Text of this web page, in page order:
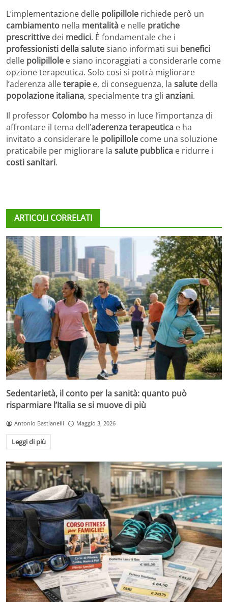
L’implementazione delle polipillole richiede però un
cambiamento nella mentalità e nelle pratiche
prescrittive dei medici. È fondamentale che i
professionisti della salutesiano informati sui benefici
delle polipillole e siano incoraggiati a considerarle come
opzione terapeutica. Solo così si potrà migliorare
l’aderenza alleterapie e, di conseguenza, la salute della
popolazione italiana, specialmente tra gli anziani.
Il professor Colombo ha messo in luce l’importanza di
affrontare il tema dell’aderenza terapeutica e ha
invitato a considerare le polipillole come una soluzione
praticabile per migliorare la salute pubblica e ridurre i
costi sanitari.
ARTICOLI CORRELATI
Sedentarietà, il conto per la sanità: quanto può
risparmiare l’Italia se si muove di più
Antonio Bastianelli Maggio 3, 2026
Leggi di più